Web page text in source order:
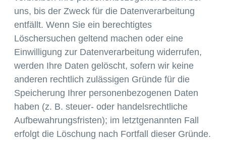
uns, bis der Zweck für die Datenverarbeitung
entfällt. Wenn Sie ein berechtigtes
Löschersuchen geltend machen oder eine
Einwilligung zur Datenverarbeitung widerrufen,
werden Ihre Daten gelöscht, sofern wir keine
anderen rechtlich zulässigen Gründe für die
Speicherung Ihrer personenbezogenen Daten
haben (z. B. steuer- oder handelsrechtliche
Aufbewahrungsfristen); im letztgenannten Fall
erfolgt die Löschung nach Fortfall dieser Gründe.